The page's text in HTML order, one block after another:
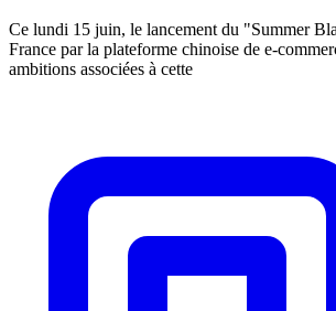
Ce lundi 15 juin, le lancement du "Summer
France par la plateforme chinoise de e-
ambitions associées à cette